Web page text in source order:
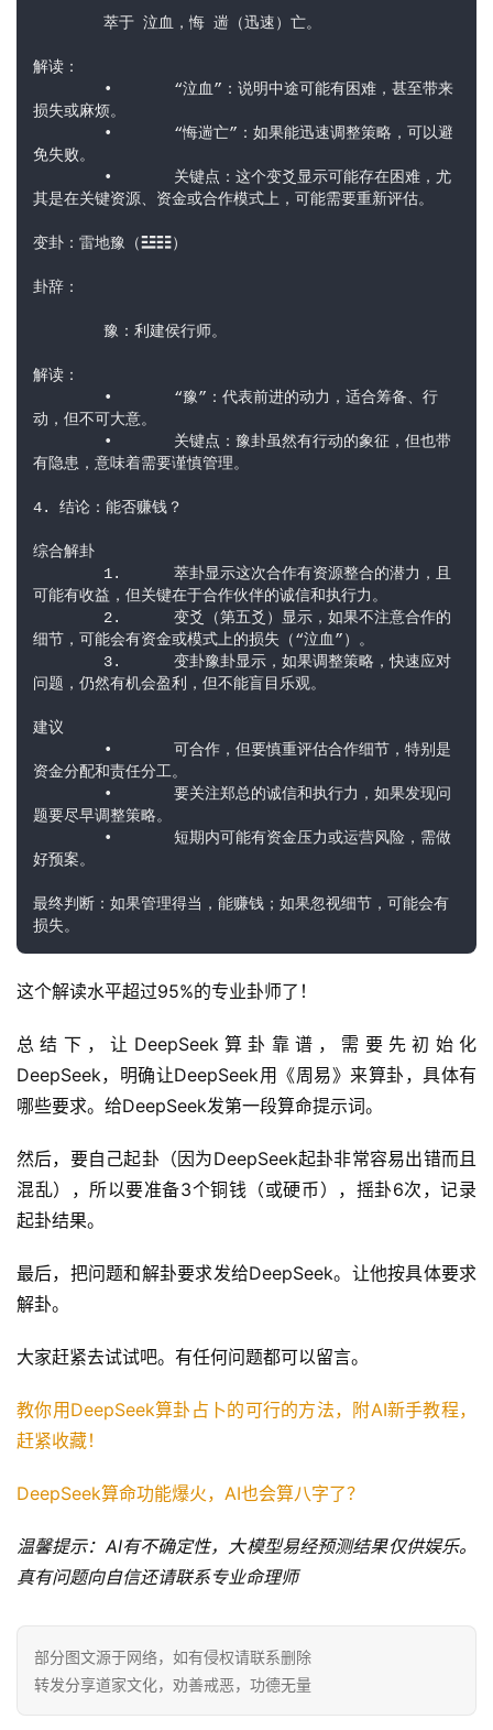
	萃于 泣血，悔 遄（迅速）亡。
解读：
损失或麻烦。
免失败。
其是在关键资源、资金或合作模式上，可能需要重新评估。
变卦：雷地豫（☳☷）
卦辞：
	豫：利建侯行师。
解读：
动，但不可大意。
有隐患，意味着需要谨慎管理。
4. 结论：能否赚钱？
综合解卦
可能有收益，但关键在于合作伙伴的诚信和执行力。
细节，可能会有资金或模式上的损失（“泣血”）。
问题，仍然有机会盈利，但不能盲目乐观。
建议
资金分配和责任分工。
题要尽早调整策略。
好预案。
最终判断：如果管理得当，能赚钱；如果忽视细节，可能会有
损失。
这个解读水平超过95%的专业卦师了！
总结下，让DeepSeek算卦靠谱，需要先初始化
DeepSeek，明确让DeepSeek用《周易》来算卦，具体有
哪些要求。给DeepSeek发第一段算命提示词。
然后，要自己起卦（因为DeepSeek起卦非常容易出错而且
混乱），所以要准备3个铜钱（或硬币），摇卦6次，记录
起卦结果。
最后，把问题和解卦要求发给DeepSeek。让他按具体要求
解卦。
大家赶紧去试试吧。有任何问题都可以留言。
教你用DeepSeek算卦占卜的可行的方法，附AI新手教程，
赶紧收藏！
DeepSeek算命功能爆火，AI也会算八字了？
温馨提示：AI有不确定性，大模型易经预测结果仅供娱乐。
真有问题向自信还请联系专业命理师
部分图文源于网络，如有侵权请联系删除
转发分享道家文化，劝善戒恶，功德无量